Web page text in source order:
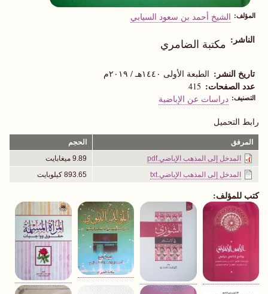
المؤلف الشيخ أحمد بن سعود السيابي
الناشر مكتبة الضامري
تاريخ النشر الطبعة الأولى ١٤٤٠هـ / ٢٠١٩م
عدد الصفحات 415
التصنيف دراسات عن الإباضية
رابط التحميل
المرفق
الحجم
المدخل إلى المذهب الإباضي.pdf
9.89 ميغابايت
المدخل إلى المذهب الإباضي.txt
893.65 كيلوبايت
كتب للمؤلف: